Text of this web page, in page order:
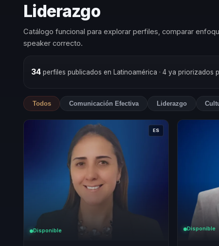
Liderazgo
Catálogo funcional para explorar perfiles, comparar
speaker correcto.
34perfiles publicados en Latinoamérica · 4 ya priorizados
Todos Comunicación Efectiva Liderazgo
ES
Disponible Disponible